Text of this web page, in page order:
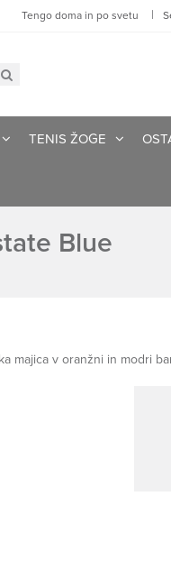
Tengo doma in po svetu |
TENIS ŽOGE
Blue
majica v oranžni in modri